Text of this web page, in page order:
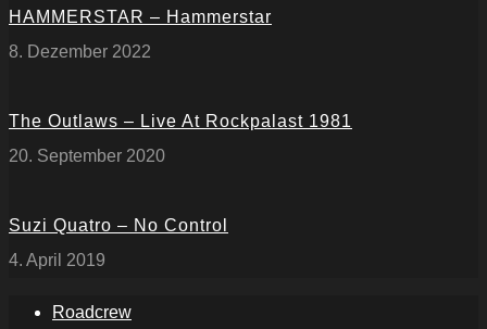
HAMMERSTAR – Hammerstar
8. Dezember 2022
The Outlaws – Live At Rockpalast 1981
20. September 2020
Suzi Quatro – No Control
4. April 2019
Roadcrew